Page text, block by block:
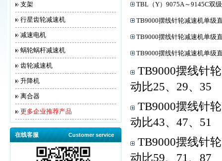
支架
行星齿轮减速机
减速电机
蜗轮蜗杆减速机
齿轮减速机
升降机
离合器
更多企业推荐产品
Customer service
在线客服
TBL（Y）9075A～9145C双
TB9000摆线针轮减速机单级
TB9000摆线针轮减速机单级
TB9000摆线针轮减速机单级
TB9000摆线针
动比25、29、35
TB9000摆线针
动比43、47、51
TB9000摆线针
动比59、71、87